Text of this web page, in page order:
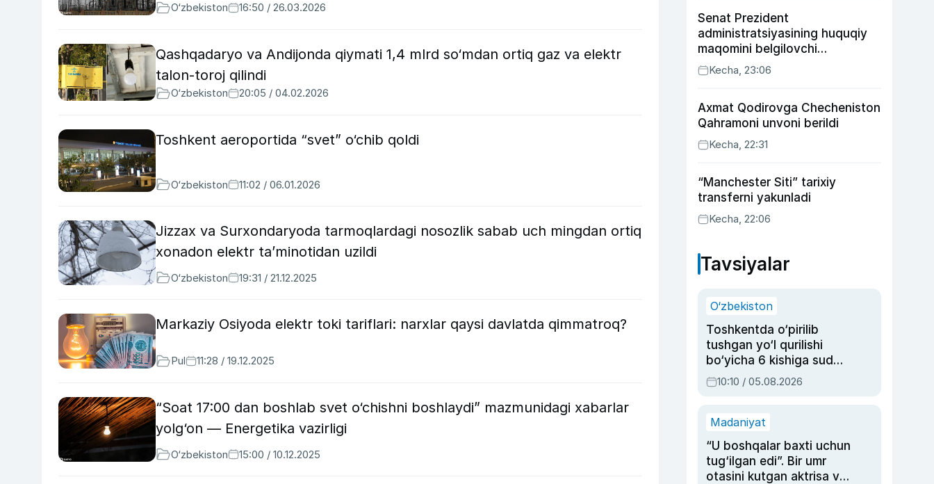
O‘zbekiston 16:50 / 26.03.2026
Qashqadaryo va Andijonda qiymati 1,4 mlrd so‘mdan ortiq gaz va elektr
talon-toroj qilindi
O‘zbekiston 20:05 / 04.02.2026
Toshkent aeroportida “svet” o‘chib qoldi
O‘zbekiston 11:02 / 06.01.2026
Jizzax va Surxondaryoda tarmoqlardagi nosozlik sabab uch mingdan ortiq
xonadon elektr taʼminotidan uzildi
O‘zbekiston 19:31 / 21.12.2025
Markaziy Osiyoda elektr toki tariflari: narxlar qaysi davlatda qimmatroq?
Pul 11:28 / 19.12.2025
“Soat 17:00 dan boshlab svet o‘chishni boshlaydi” mazmunidagi xabarlar
yolg‘on — Energetika vazirligi
O‘zbekiston 15:00 / 10.12.2025
Senat Prezident
administratsiyasining huquqiy
maqomini belgilovchi
konstitutsiyaviy qonunni
ma’qulladi
Kecha, 23:06
Axmat Qodirovga Checheniston
Qahramoni unvoni berildi
Kecha, 22:31
“Manchester Siti” tarixiy
transferni yakunladi
Kecha, 22:06
Tavsiyalar
O‘zbekiston
Toshkentda o‘pirilib
tushgan yo‘l qurilishi
bo‘yicha 6 kishiga sud
hukmi o‘qildi
10:10 / 05.08.2026
Madaniyat
“U boshqalar baxti uchun
tug‘ilgan edi”. Bir umr
otasini kutgan aktrisa va